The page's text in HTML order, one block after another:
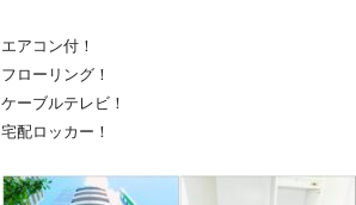
エアコン付！
フローリング！
ケーブルテレビ！
宅配ロッカー！